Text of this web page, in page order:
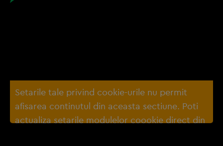
Setarile tale privind cookie-urile nu permit
afisarea continutul din aceasta sectiune. Poti
actualiza setarile modulelor coookie direct din